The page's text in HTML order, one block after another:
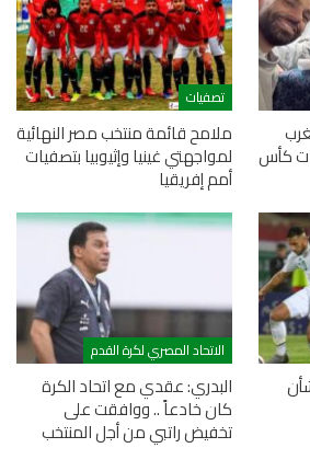
كأس
تصفيات
ملامح قائمة منتخب مصر النهائية
لمواجهتي غينيا وإثيوبيا بتصفيات
أمم إفريقيا
الاتحاد المصري لكرة القدم
البدري: عقدي مع اتحاد الكرة
كان خادعاً .. ووافقت على
تخفيض راتبي من أجل المنتخب